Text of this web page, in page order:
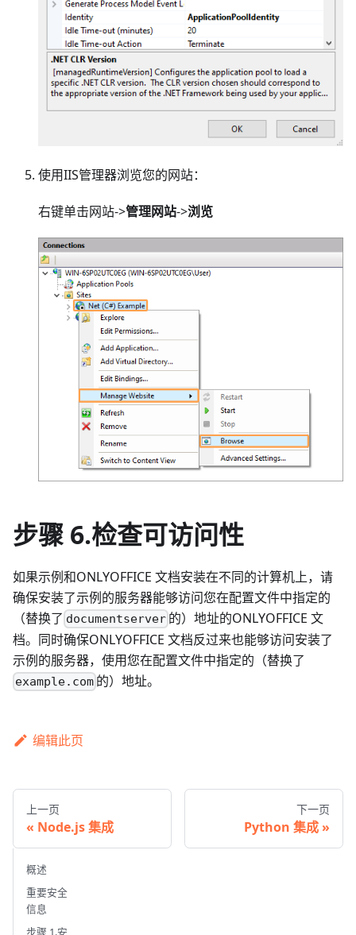
使用IIS管理器浏览您的网站：
右键单击网站->管理网站->浏览
步骤 6.检查可访问性
如果示例和ONLYOFFICE 文档安装在不同的计算机上，请
确保安装了示例的服务器能够访问您在配置文件中指定的
（替换了 documentserver 的）地址的ONLYOFFICE 文
档。同时确保ONLYOFFICE 文档反过来也能够访问安装了
示例的服务器，使用您在配置文件中指定的（替换了
example.com 的）地址。
编辑此页
上一页
Node.js 集成
下一页
Python 集成
概述
重要安全
信息
步骤 1.安